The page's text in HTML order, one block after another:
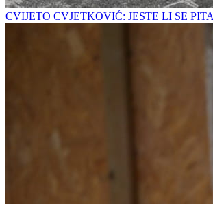
CVIJETO CVJETKOVIĆ: JESTE LI SE